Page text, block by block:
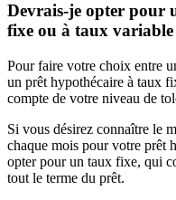
Devrais-je opter pour
fixe ou à taux
Pour faire votre choix entre
un prêt hypothécaire à taux
compte de votre niveau de
Si vous désirez connaître le
chaque mois pour votre prêt
opter pour un taux fixe, qui
tout le terme du prêt.